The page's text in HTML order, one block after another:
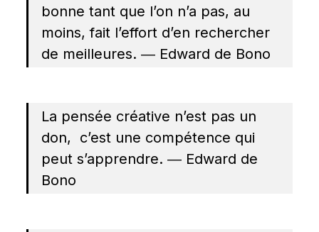
bonne tant que l’on n’a pas, au
moins, fait l’effort d’en rechercher
de meilleures. ― Edward de Bono
La pensée créative n’est pas un
don,  c’est une compétence qui
peut s’apprendre. ― Edward de
Bono